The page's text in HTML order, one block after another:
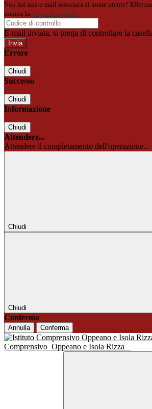
Non hai una e-mail associata al nome utente?
tramite la Login Spaggiari
E-mail inviata, si prega di controllare la
Errore
Chiudi
Successo
Chiudi
Informazione
Chiudi
Attendere...
Attendere il completamento dell'operazione...
Chiudi
Chiudi
Conferma
Annulla Conferma
Comprensivo Oppeano e Isola Rizza